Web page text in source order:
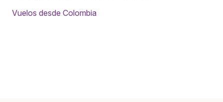
Vuelos desde Colombia